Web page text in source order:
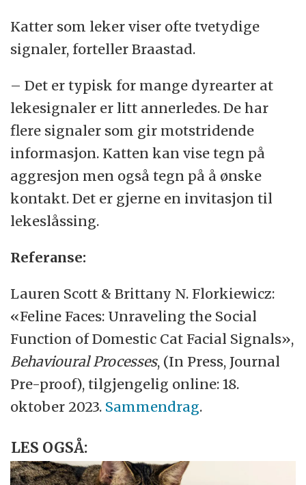
Katter som leker viser ofte tvetydige
signaler, forteller Braastad.
– Det er typisk for mange dyrearter at
lekesignaler er litt annerledes. De har
flere signaler som gir motstridende
informasjon. Katten kan vise tegn på
aggresjon men også tegn på å ønske
kontakt. Det er gjerne en invitasjon til
lekeslåssing.
Referanse:
Lauren Scott & Brittany N. Florkiewicz:
«Feline Faces: Unraveling the Social
Function of Domestic Cat Facial Signals»,
Behavioural Processes, (In Press, Journal
Pre-proof), tilgjengelig online: 18.
oktober 2023. Sammendrag.
LES OGSÅ: